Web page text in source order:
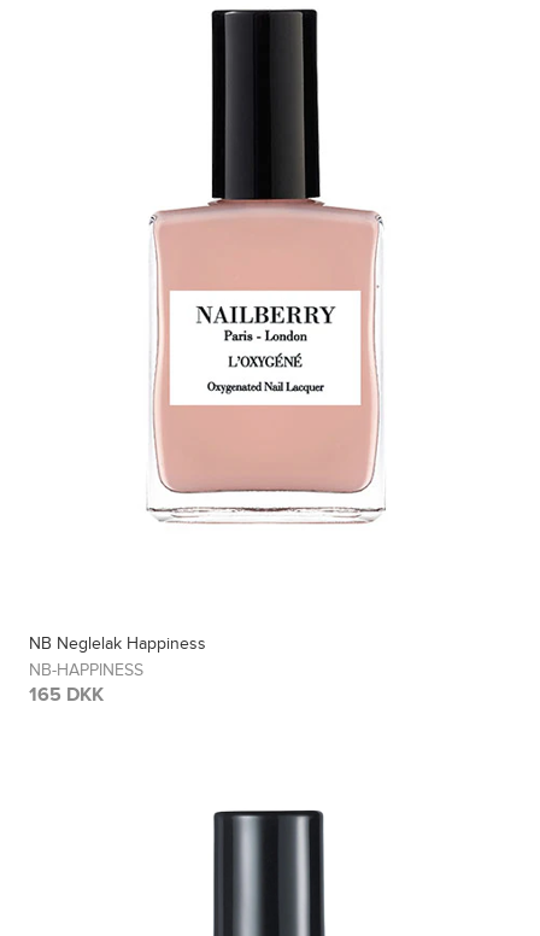
NB Neglelak Happiness
NB-HAPPINESS
165 DKK